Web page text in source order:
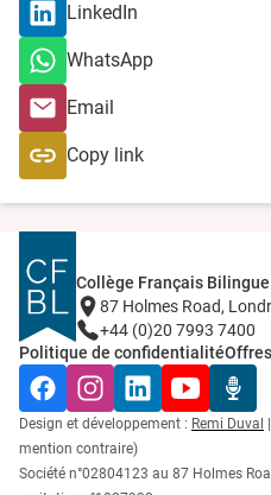
LinkedIn
WhatsApp
Email
Copy link
Collège Français
87 Holmes Road,
+44 (0)20 7993 7400
Politique de confidentialité
FacebookInstagramLinkedInYouTubeRadio
Design et développement : Remi Duval
mention contraire)
Société n°02804123 au 87 Holmes